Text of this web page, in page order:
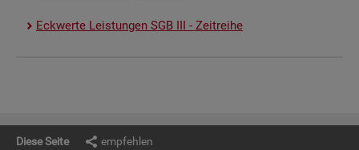
Eck­wer­te Leis­tun­gen SGB III - Zeit­rei­he
Diese Seite empfehlen